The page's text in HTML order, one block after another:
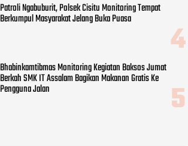
Patroli Ngabuburit, Polsek Cisitu Monitoring Tempat
Berkumpul Masyarakat Jelang Buka Puasa
Bhabinkamtibmas Monitoring Kegiatan Baksos Jumat
Berkah SMK IT Assalam Bagikan Makanan Gratis Ke
Pengguna Jalan